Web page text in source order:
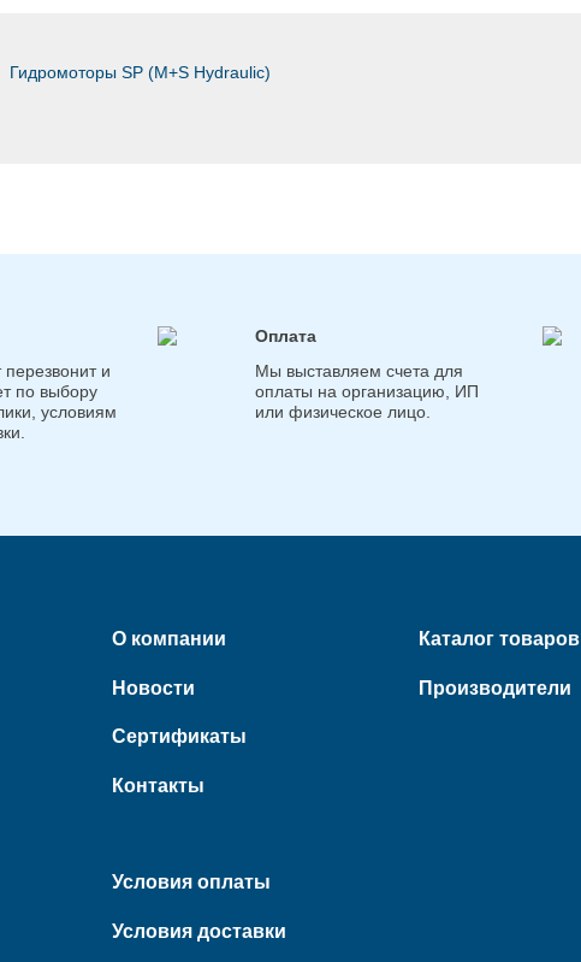
Гидромоторы SP (M+S Hydraulic)
и
по выбору
условиям
Оплата
Мы выставляем счета для
оплаты на организацию, ИП
или физическое лицо.
О компании
Новости
Сертификаты
Контакты
Условия оплаты
Условия доставки
Каталог товаров
Производители